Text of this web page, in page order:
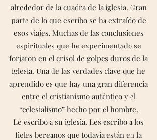
alrededor de la cuadra de la iglesia. Gran
parte de lo que escribo se ha extraído de
esos viajes. Muchas de las conclusiones
espirituales que he experimentado se
forjaron en el crisol de golpes duros de la
iglesia. Una de las verdades clave que he
aprendido es que hay una gran diferencia
entre el cristianismo auténtico y el
“eclesialismo” hecho por el hombre.
Le escribo a su iglesia. Les escribo a los
fieles bereanos que todavía están en la